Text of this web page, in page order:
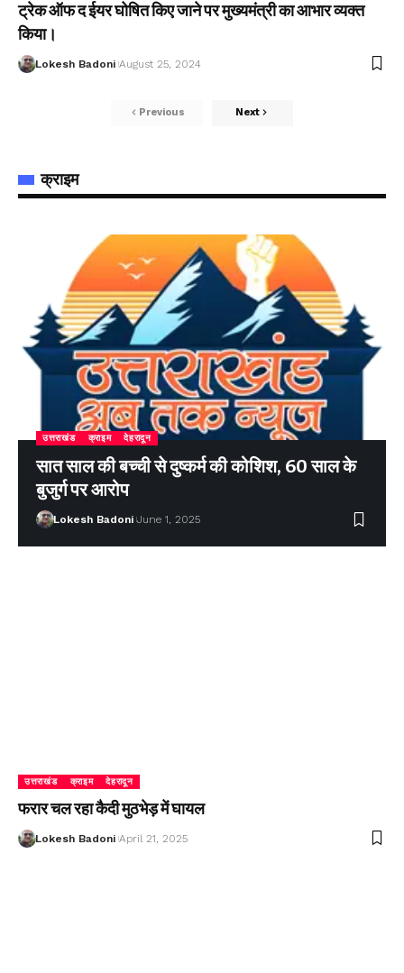
ट्रेक ऑफ द ईयर घोषित किए जाने पर मुख्यमंत्री का आभार व्यक्त
किया।
Lokesh Badoni August 25, 2024
Previous Next
क्राइम
उत्तराखंड क्राइम देहरादून
सात साल की बच्ची से दुष्कर्म की कोशिश, 60 साल के
बुजुर्ग पर आरोप
Lokesh Badoni June 1, 2025
उत्तराखंड क्राइम देहरादून
फरार चल रहा कैदी मुठभेड़ में घायल
Lokesh Badoni April 21, 2025